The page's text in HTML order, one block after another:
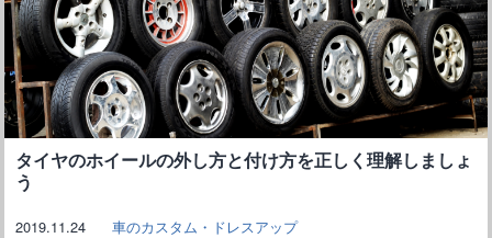
タイヤのホイールの外し方と付け方を正しく理解しましょ
う
2019.11.24 車のカスタム・ドレスアップ